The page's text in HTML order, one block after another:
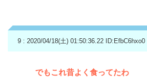
9 : 2020/04/18(土) 01:50:36.22 ID:EfbC6hxo0
でもこれ昔よく食ってたわ